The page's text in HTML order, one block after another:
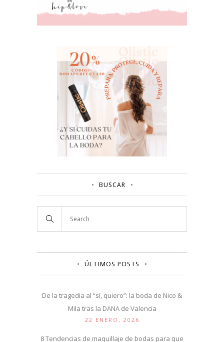
BUSCAR
ÚLTIMOS POSTS
De la tragedia al “sí, quiero”: la boda de Nico &
Mila tras la DANA de Valencia
22 ENERO, 2026
8 Tendencias de maquillaje de bodas para que